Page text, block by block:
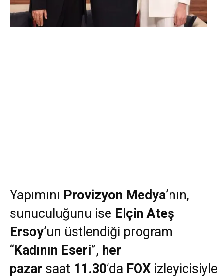
Yapımını Provizyon Medya’nın,
sunuculuğunu ise Elçin Ateş
Ersoy’un üstlendiği program
“Kadının Eseri”, her
pazar saat 11.30’da FOX izleyicisiyle